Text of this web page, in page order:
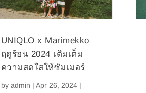
UNIQLO x Marimekko
ฤดูร้อน 2024 เติมเต็ม
ความสดใสให้ซัมเมอร์
by admin | Apr 26, 2024|